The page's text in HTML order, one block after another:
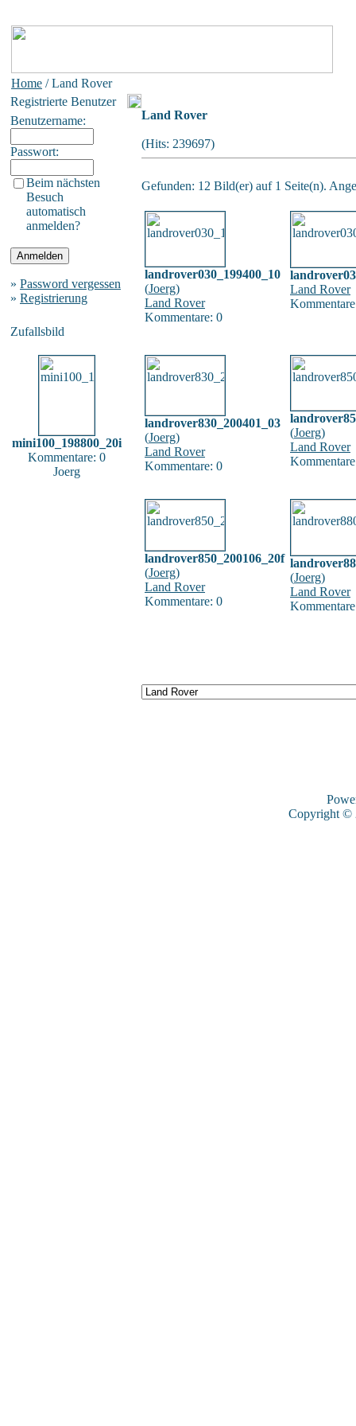
Home / Land Rover
Registrierte Benutzer
Benutzername:
Passwort:
Beim nächsten
Besuch
automatisch
anmelden?
» Password vergessen
» Registrierung
Zufallsbild
mini100_198800_20i
Kommentare: 0
Joerg
Land Rover
(Hits: 239697)
Gefunden: 12 Bild(er) auf 1 Seite(n).
landrover030_199400_10
(Joerg)
Land Rover
Kommentare: 0
Land Rover
landrover830_200401_03
(Joerg)
Land Rover
Kommentare: 0
(Joerg)
Land Rover
landrover850_200106_20f
(Joerg)
Land Rover
Kommentare: 0
(Joerg)
Land Rover
Copyright ©